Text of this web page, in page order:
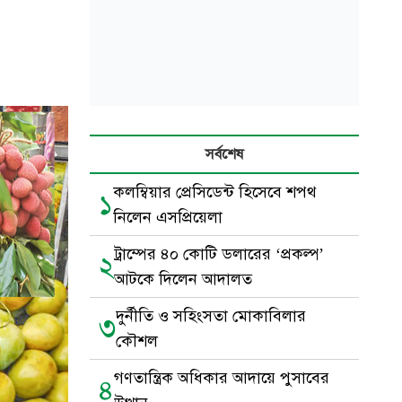
সর্বশেষ
১কলম্বিয়ার প্রেসিডেন্ট হিসেবে শপথ
নিলেন এসপ্রিয়েলা
২ট্রাম্পের ৪০ কোটি ডলারের ‘প্রকল্প’
আটকে দিলেন আদালত
৩দুর্নীতি ও সহিংসতা মোকাবিলার
কৌশল
৪গণতান্ত্রিক অধিকার আদায়ে পুসাবের